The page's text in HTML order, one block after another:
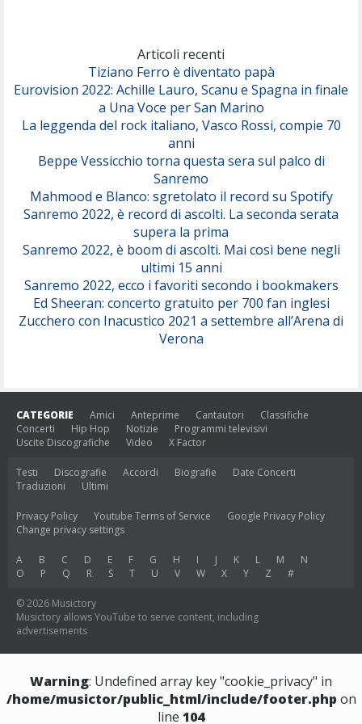
Serenamente
Articoli recenti
Tiziano Ferro è diventato papà
Eurovision 2022: Achille Lauro, Scanu e Spagna in finale
a Una Voce per San Marino
La leggenda del rock italiano, Vasco Rossi, compie 70
anni
Beppe Vessicchio torna questa sera sul palco di
Sanremo
Mahmood e Blanco: sgretolato il record su Spotify
Sanremo 2022, è record di ascolti. La seconda serata
supera la prima
Sanremo 2022, è boom di ascolti. Mai così bene negli
ultimi 15 anni
Sanremo 2022, ecco i favoriti secondo i bookmakers
Ed Sheeran: concerto gratuito per 700 fan inglesi
Zucchero con Inacustico 2021 a settembre all’Arena di
Verona
CATEGORIE Amici Anteprime Cantautori
Classifiche
Concerti
Hip Hop Notizie
Programmi televisivi
Uscite Discografiche
Video X Factor
Testi Discografie Accordi Biografie
Date Concerti
Traduzioni
Ultimi
Privacy Policy Youtube Terms of Service
Google Privacy Policy
Change privacy settings
A B C D E F G H I J K L M
N
O
P Q R S T U V W X Y Z #
© 2026 Musictory
Musictory allows YouTube to serve content, including
advertisements
Warning: Undefined array key "cookie_privacy" in
/home/musictor/public_html/include/footer.php on
line 104